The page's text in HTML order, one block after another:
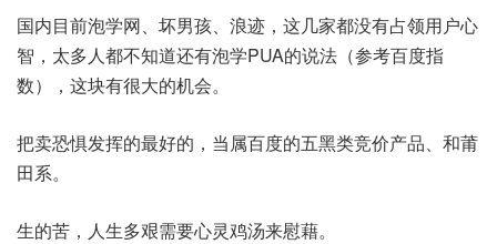
国内目前泡学网、坏男孩、浪迹，这几家都没有占领用户心
智，太多人都不知道还有泡学PUA的说法（参考百度指
数），这块有很大的机会。
把卖恐惧发挥的最好的，当属百度的五黑类竞价产品、和莆
田系。
生的苦，人生多艰需要心灵鸡汤来慰藉。